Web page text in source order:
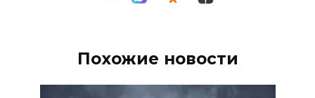
Похожие новости